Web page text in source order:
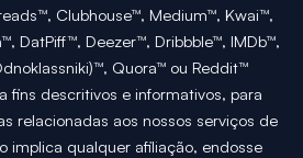
Clubhouse™, Medium™, Kwai™,
DatPiff™, Deezer™, Dribbble™, IMDb™,
Quora™ ou Reddit™
fins descritivos e informativos, para
relacionadas aos nossos serviços de
implica qualquer afiliação, endosse